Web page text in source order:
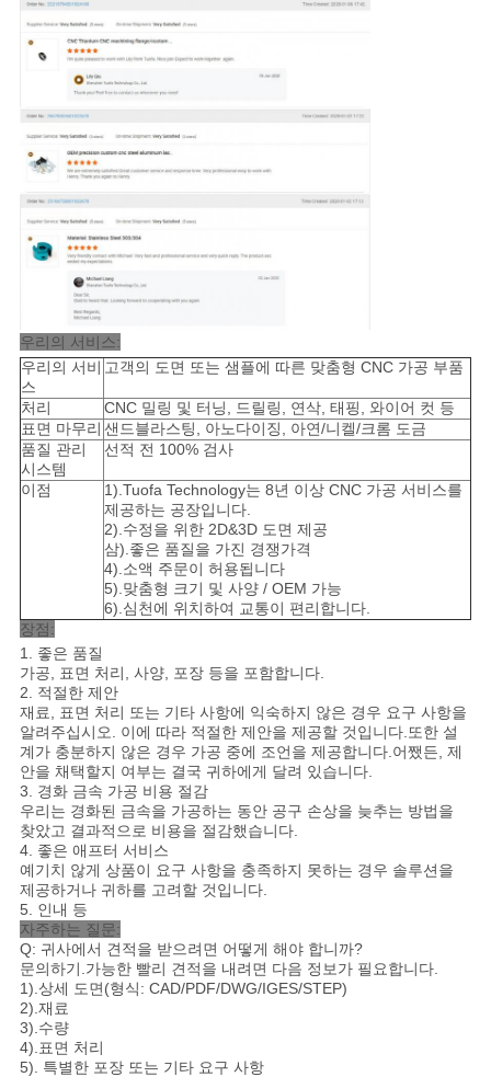
우리의 서비스:
우리의 서비
스
고객의 도면 또는 샘플에 따른 맞춤형 CNC 가공 부품
처리
CNC 밀링 및 터닝, 드릴링, 연삭, 태핑, 와이어 컷 등
표면 마무리 샌드블라스팅, 아노다이징, 아연/니켈/크롬 도금
품질 관리
시스템
선적 전 100% 검사
이점
1).Tuofa Technology는 8년 이상 CNC 가공 서비스를
제공하는 공장입니다.
2).수정을 위한 2D&3D 도면 제공
삼).좋은 품질을 가진 경쟁가격
4).소액 주문이 허용됩니다
5).맞춤형 크기 및 사양 / OEM 가능
6).심천에 위치하여 교통이 편리합니다.
장점:
1. 좋은 품질
가공, 표면 처리, 사양, 포장 등을 포함합니다.
2. 적절한 제안
재료, 표면 처리 또는 기타 사항에 익숙하지 않은 경우 요구 사항을
알려주십시오. 이에 따라 적절한 제안을 제공할 것입니다.또한 설
계가 충분하지 않은 경우 가공 중에 조언을 제공합니다.어쨌든, 제
안을 채택할지 여부는 결국 귀하에게 달려 있습니다.
3. 경화 금속 가공 비용 절감
우리는 경화된 금속을 가공하는 동안 공구 손상을 늦추는 방법을
찾았고 결과적으로 비용을 절감했습니다.
4. 좋은 애프터 서비스
예기치 않게 상품이 요구 사항을 충족하지 못하는 경우 솔루션을
제공하거나 귀하를 고려할 것입니다.
5. 인내 등
자주하는 질문:
Q: 귀사에서 견적을 받으려면 어떻게 해야 합니까?
문의하기.가능한 빨리 견적을 내려면 다음 정보가 필요합니다.
1).상세 도면(형식: CAD/PDF/DWG/IGES/STEP)
2).재료
3).수량
4).표면 처리
5). 특별한 포장 또는 기타 요구 사항